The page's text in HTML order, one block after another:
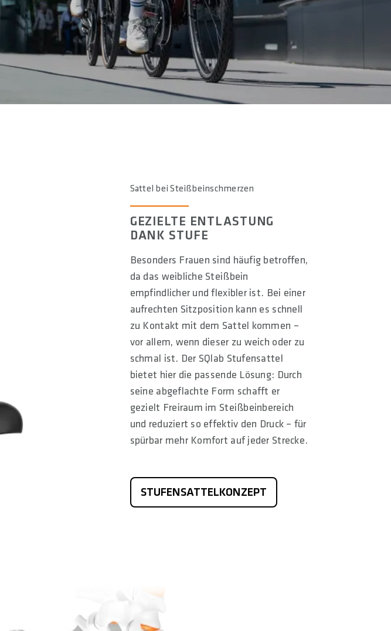
Sattel bei Steißbeinschmerzen
GEZIELTE ENTLASTUNG
DANK STUFE
Besonders Frauen sind häufig betroffen,
da das weibliche Steißbein
empfindlicher und flexibler ist. Bei einer
aufrechten Sitzposition kann es schnell
zu Kontakt mit dem Sattel kommen –
vor allem, wenn dieser zu weich oder zu
schmal ist. Der SQlab Stufensattel
bietet hier die passende Lösung: Durch
seine abgeflachte Form schafft er
gezielt Freiraum im Steißbeinbereich
und reduziert so effektiv den Druck – für
spürbar mehr Komfort auf jeder Strecke.
STUFENSATTELKONZEPT